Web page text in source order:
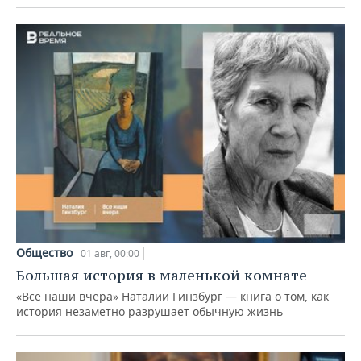
Общество 01 авг, 00:00
Большая история в маленькой комнате
«Все наши вчера» Наталии Гинзбург — книга о том, как
история незаметно разрушает обычную жизнь